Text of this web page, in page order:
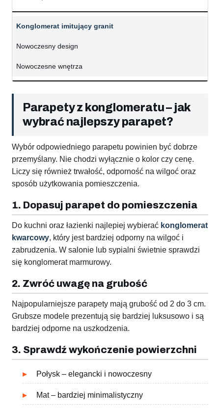
Konglomerat imitujący granit
Nowoczesny design
Nowoczesne wnętrza
Parapety z konglomeratu – jak
wybrać najlepszy parapet?
Wybór odpowiedniego parapetu powinien być dobrze
przemyślany. Nie chodzi wyłącznie o kolor czy cenę.
Liczy się również trwałość, odporność na wilgoć oraz
sposób użytkowania pomieszczenia.
1. Dopasuj parapet do pomieszczenia
Do kuchni oraz łazienki najlepiej wybierać konglomerat
kwarcowy, który jest bardziej odporny na wilgoć i
zabrudzenia. W salonie lub sypialni świetnie sprawdzi
się konglomerat marmurowy.
2. Zwróć uwagę na grubość
Najpopularniejsze parapety mają grubość od 2 do 3 cm.
Grubsze modele prezentują się bardziej luksusowo i są
bardziej odporne na uszkodzenia.
3. Sprawdź wykończenie powierzchni
Połysk – elegancki i nowoczesny
Mat – bardziej minimalistyczny